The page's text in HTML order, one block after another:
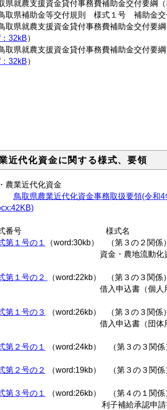
県就農支援資金貸付事務費補助金交付要綱
取県補助金等交付規則 様式１号 補助金交
取県就農支援資金貸付事務費補助金交付
32kB）
取県就農支援資金貸付事務費補助金交付
32kB）
近代化資金に関する様式、要領
業近代化資金
鳥取県農業近代化資金事務取扱要領(令和
式番号 様式名
第１号の１
（word:30kb） （第３の２関係
金・農地流動化資金）
第１号の２
（word:22kb） （第３の３関係
入申込書（個人用
第１号の３
（word:26kb） （第３の３関係
入申込書（団体用
第２号の１ （word:24kb） （第３の３関係
第２号の２ （word:19kb） （第３の３関係
第３号の１
（word:26kb） （第４の１関係
子補給承認申請